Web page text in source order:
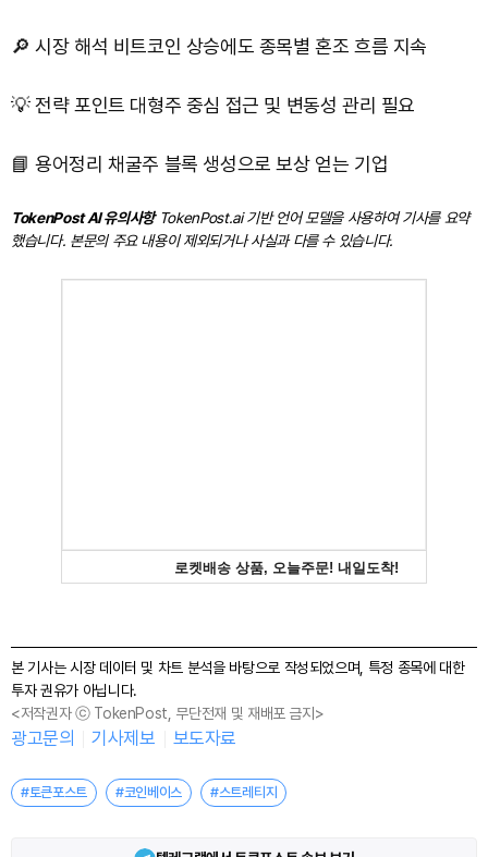
🔎 시장 해석 비트코인 상승에도 종목별 혼조 흐름 지속
💡 전략 포인트 대형주 중심 접근 및 변동성 관리 필요
📘 용어정리 채굴주 블록 생성으로 보상 얻는 기업
TokenPost AI 유의사항TokenPost.ai 기반 언어 모델을 사용하여 기사를 요약
했습니다. 본문의 주요 내용이 제외되거나 사실과 다를 수 있습니다.
본 기사는 시장 데이터 및 차트 분석을 바탕으로 작성되었으며, 특정 종목에 대한
투자 권유가 아닙니다.
<저작권자 ⓒ TokenPost, 무단전재 및 재배포 금지>
광고문의 기사제보 보도자료
#토큰포스트 #코인베이스 #스트레티지